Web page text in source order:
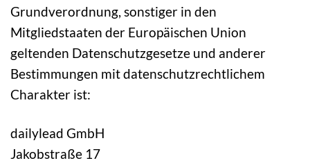
Grundverordnung, sonstiger in den
Mitgliedstaaten der Europäischen Union
geltenden Datenschutzgesetze und anderer
Bestimmungen mit datenschutzrechtlichem
Charakter ist:
dailylead GmbH
Jakobstraße 17